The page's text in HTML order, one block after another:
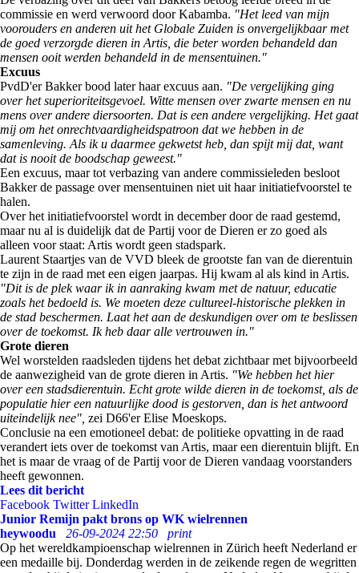
commissie en werd verwoord door Kabamba. "Het leed van mijn
voorouders en anderen uit het Globale Zuiden is onvergelijkbaar met
de goed verzorgde dieren in Artis, die beter worden behandeld dan
mensen ooit werden behandeld in de mensentuinen."
Excuus
PvdD'er Bakker bood later haar excuus aan. "De vergelijking ging
over het superioriteitsgevoel. Witte mensen over zwarte mensen en nu
mens over andere diersoorten. Dat is een andere vergelijking. Het gaat
mij om het onrechtvaardigheidspatroon dat we hebben in de
samenleving. Als ik u daarmee gekwetst heb, dan spijt mij dat, want
dat is nooit de boodschap geweest."
Een excuus, maar tot verbazing van andere commissieleden besloot
Bakker de passage over mensentuinen niet uit haar initiatiefvoorstel te
halen.
Over het initiatiefvoorstel wordt in december door de raad gestemd,
maar nu al is duidelijk dat de Partij voor de Dieren er zo goed als
alleen voor staat: Artis wordt geen stadspark.
Laurent Staartjes van de VVD bleek de grootste fan van de dierentuin
te zijn in de raad met een eigen jaarpas. Hij kwam al als kind in Artis.
"Dit is de plek waar ik in aanraking kwam met de natuur, educatie
zoals het bedoeld is. We moeten deze cultureel-historische plekken in
de stad beschermen. Laat het aan de deskundigen over om te beslissen
over de toekomst. Ik heb daar alle vertrouwen in."
Grote dieren
Wel worstelden raadsleden tijdens het debat zichtbaar met bijvoorbeeld
de aanwezigheid van de grote dieren in Artis. "We hebben het hier
over een stadsdierentuin. Echt grote wilde dieren in de toekomst, als de
populatie hier een natuurlijke dood is gestorven, dan is het antwoord
uiteindelijk nee", zei D66'er Elise Moeskops.
Conclusie na een emotioneel debat: de politieke opvatting in de raad
verandert iets over de toekomst van Artis, maar een dierentuin blijft. En
het is maar de vraag of de Partij voor de Dieren vandaag voorstanders
heeft gewonnen.
Lees dit bericht
Facebook Twitter LinkedIn
Junior Remijn pakt brons op WK wielrennen
heywoodu
26-09-2024 22:50
print
Op het wereldkampioenschap wielrennen in Zürich heeft Nederland er
een medaille bij. Donderdag werden in de zeikende regen de wegritten